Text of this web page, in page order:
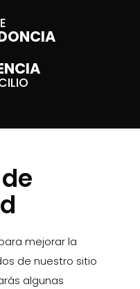
mejorar la
de nuestro sitio
algunas